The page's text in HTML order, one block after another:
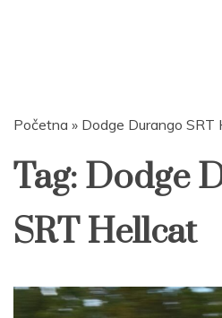
Početna » Dodge Durango SRT
Tag: Dodge
SRT Hellcat